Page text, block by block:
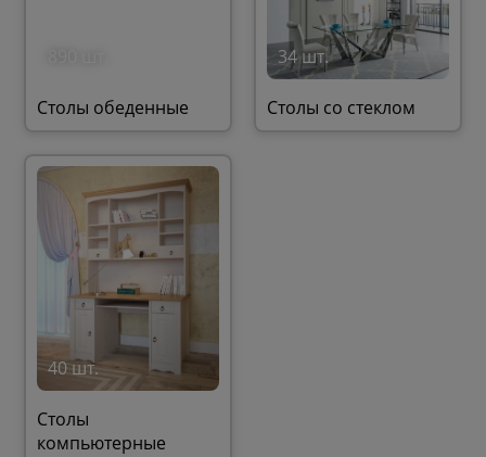
Столы обеденные
34 шт.
Столы со стеклом
40 шт.
Столы
компьютерные